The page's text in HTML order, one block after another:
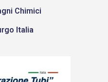
Chimici
Italia